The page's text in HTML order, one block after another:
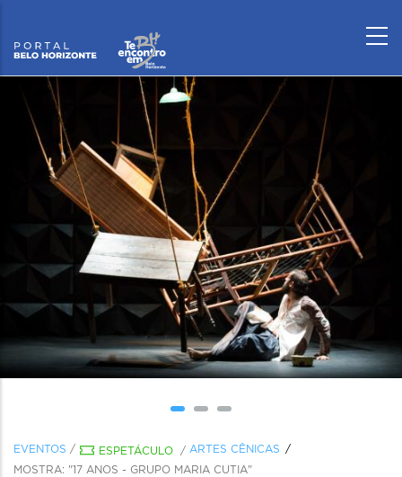
EVENTOS / ESPETÁCULO / ARTES CÊNICAS
MOSTRA: "17 ANOS - GRUPO MARIA CUTIA"